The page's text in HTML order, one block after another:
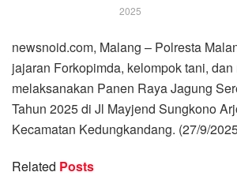
2025
newsnoid.com, Malang – Polresta
jajaran Forkopimda, kelompok tani,
melaksanakan Panen Raya Jagung
Tahun 2025 di Jl Mayjend Sungkono
Kecamatan Kedungkandang. (27/9/
Related Posts